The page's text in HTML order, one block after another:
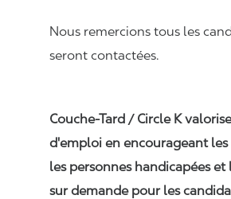
Nous remercions tous les
seront contactées.
Couche-Tard / Circle K
d'emploi en encourageant les
les personnes handicapées
sur demande pour les